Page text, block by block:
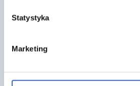
Statystyka
Marketing